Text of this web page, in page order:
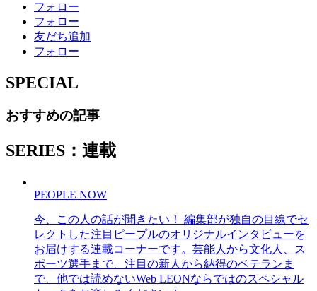
フォロー
フォロー
友だち追加
フォロー
SPECIAL
おすすめの記事
SERIES：連載
PEOPLE NOW
今、この人の話が聞きたい！ 編集部が独自の目線でセ
レクトした注目ピープルのオリジナルインタビューを
お届けする連載コーナーです。芸能人から文化人、ス
ポーツ選手まで、注目の新人から納得のベテランま
で、他では読めないWeb LEONならではのスペシャル